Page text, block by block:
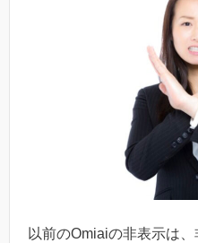
以前のOmiaiの非表示は